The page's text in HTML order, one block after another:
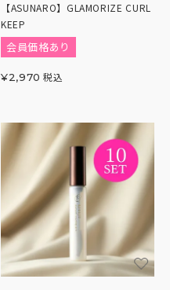
【ASUNARO】GLAMORIZE CURL
KEEP
会員価格あり
¥2,970 税込